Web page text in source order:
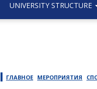
UNIVERSITY STRUCTURE
ГЛАВНОЕ МЕРОПРИЯТИЯ